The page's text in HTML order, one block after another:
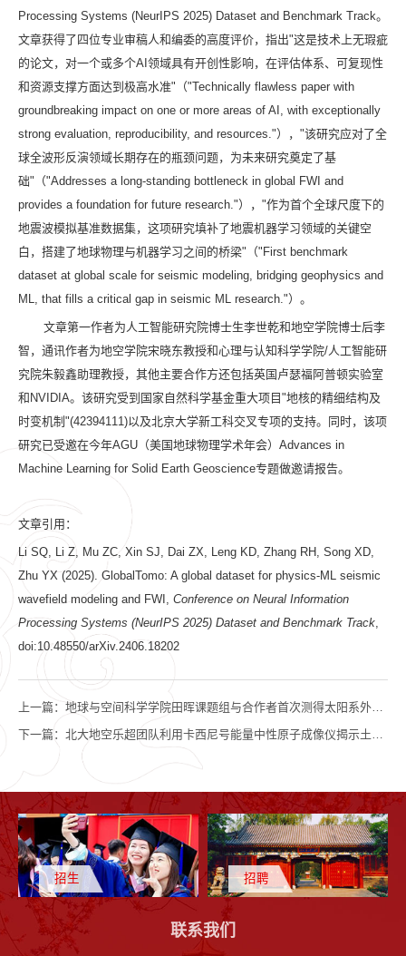
Processing Systems (NeurIPS 2025) Dataset and Benchmark Track。
文章获得了四位专业审稿人和编委的高度评价，指出"这是技术上无瑕疵
的论文，对一个或多个AI 领域具有开创性影响，在评估体系、可复现性
和资源支撑方面达到极高水准" （"Technically flawless paper with
groundbreaking impact on one or more areas of AI, with exceptionally
strong evaluation, reproducibility, and resources."）， "该研究应对了全
球全波形反演领域长期存在的瓶颈问题，为未来研究奠定了基
础" （"Addresses a long-standing bottleneck in global FWI and
provides a foundation for future research."）， "作为首个全球尺度下的
地震波模拟基准数据集，这项研究填补了地震机器学习领域的关键空
白，搭建了地球物理与机器学习之间的桥梁" （"First benchmark
dataset at global scale for seismic modeling, bridging geophysics and
ML, that fills a critical gap in seismic ML research."）。
文章第一作者为人工智能研究院博士生李世乾和地空学院博士后李
智，通讯作者为地空学院宋晓东教授和心理与认知科学学院/人工智能研
究院朱毅鑫助理教授，其他主要合作方还包括英国卢瑟福阿普顿实验室
和NVIDIA。该研究受到国家自然科学基金重大项目"地核的精细结构及
时变机制"(42394111)以及北京大学新工科交叉专项的支持。同时，该项
研究已受邀在今年AGU （美国地球物理学术年会） Advances in
Machine Learning for Solid Earth Geoscience专题做邀请报告。
文章引用：
Li SQ, Li Z, Mu ZC, Xin SJ, Dai ZX, Leng KD, Zhang RH, Song XD,
Zhu YX (2025). GlobalTomo: A global dataset for physics-ML seismic
wavefield modeling and FWI, Conference on Neural Information
Processing Systems (NeurIPS 2025) Dataset and Benchmark Track,
doi:10.48550/arXiv.2406.18202
上一篇： 地球与空间科学学院田晖课题组与合作者首次测得太阳系外恒星的色球层磁场
下一篇： 北大地空乐超团队利用卡西尼号能量中性原子成像仪揭示土星环电流近11年长周期变化特征
招生 招聘
联系我们